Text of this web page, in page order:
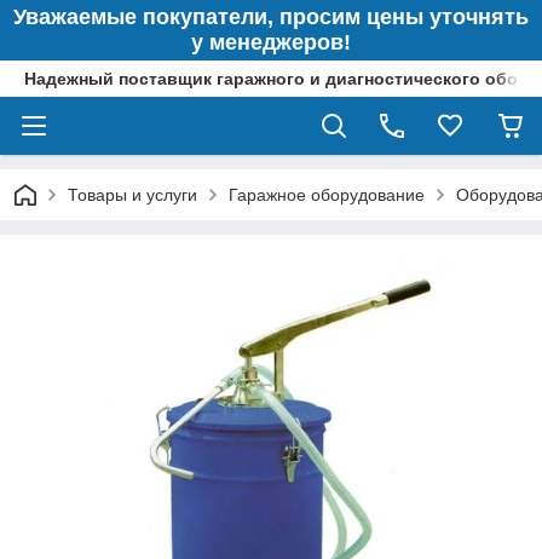
Уважаемые покупатели, просим цены уточнять
у менеджеров!
Надежный поставщик гаражного и диагностического
Товары и услуги Гаражное оборудование